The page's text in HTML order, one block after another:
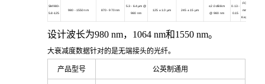
SM980-
5.8-125
980 - 1550 nm 870 - 970 nm
5.3 - 6.4 µm @
980 nm
125 ± 1.0 µm 245± 15 µm
≤2.0 dB/km
@ 980 nm
0.13 -
0.15
FC/APC 2.0
mm Narrow
Key30126A3
设计波长为980 nm，1064 nm和1550 nm。
大衰减度数据针对的是无端接头的光纤。
产品型号 公英制通用